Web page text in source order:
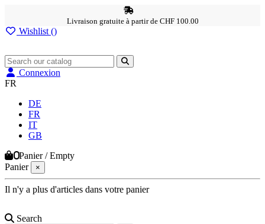
Livraison gratuite à partir de CHF 100.00
Wishlist ()
Connexion
FR
DE
FR
IT
GB
0Panier /Empty
Panier
×
Il n'y a plus d'articles dans votre panier
Search